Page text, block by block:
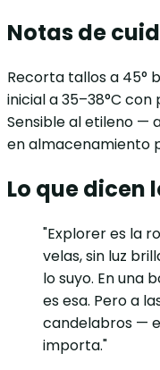
Notas de
Recorta tallos a 45°
inicial a 35–38°C con
Sensible al etileno —
en almacenamiento
Lo que dicen
"Explorer es la
velas, sin luz
lo suyo. En una
es esa. Pero a
candelabros —
importa."